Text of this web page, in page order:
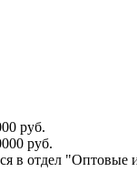
руб.
руб.
в отдел